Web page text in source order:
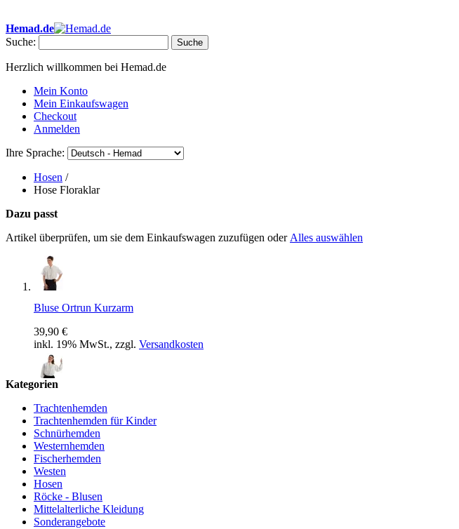
Hemad.de
Suche:
Suche
Herzlich willkommen bei Hemad.de
Mein Konto
Mein Einkaufswagen
Checkout
Anmelden
Ihre Sprache:
Hosen /
Hose Floraklar
Dazu passt
Artikel überprüfen, um sie dem Einkaufswagen zuzufügen oder Alles auswählen
Bluse Ortrun Kurzarm
39,90 €
inkl. 19% MwSt., zzgl. Versandkosten
Bluse Ortrun
39,90 €
inkl. 19% MwSt., zzgl.
Kopftuch Laudamie
12,90 €
Kategorien
Trachtenhemden
Trachtenhemden für Kinder
Schnürhemden
Westernhemden
Fischerhemden
Westen
Hosen
Röcke - Blusen
Mittelalterliche Kleidung
Sonderangebote